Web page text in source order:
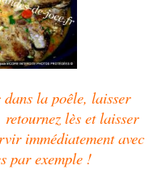
dans la poêle, laisser
lès et laisser
immédiatement avec
par exemple !